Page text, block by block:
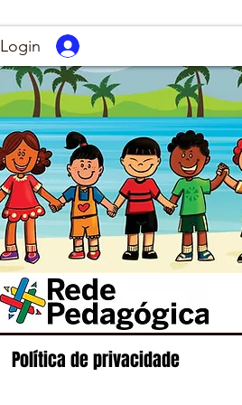
Login
Política de privacidade